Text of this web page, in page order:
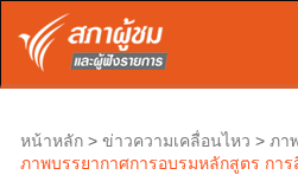
หน้าหลัก > ข่าวความเคลื่อนไหว > ภา
ภาพบรรยากาศการอบรมหลักสูตร กา